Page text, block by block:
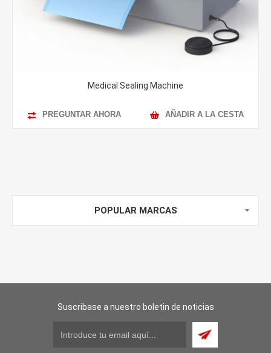
Medical Sealing Machine
PREGUNTAR AHORA AÑADIR A LA CESTA
POPULAR MARCAS
Suscribase a nuestro boletin de noticias